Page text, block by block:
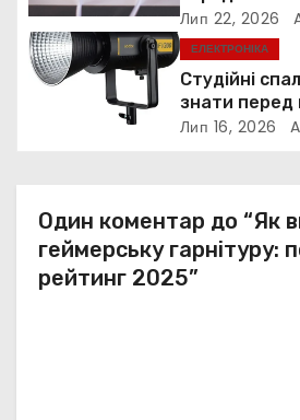
и
с
Лип 22, 2026
ЕЛЕКТРОНІКА
Студійні
знати перед
Лип 16, 2026
Один коментар до “Як
геймерську гарнітуру:
рейтинг 2025”